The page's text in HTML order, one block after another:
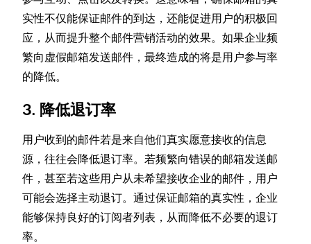
实性不仅能保证邮件的到达，还能促进用户的积极回
应，从而提升整个邮件营销活动的效果。如果企业频
繁向虚假邮箱发送邮件，最终造成的将是用户参与率
的降低。
3. 降低退订率
用户收到的邮件若是来自他们真实愿意接收的信息
源，往往会降低退订率。若频繁向错误的邮箱发送邮
件，甚至若这些用户从未希望接收企业的邮件，用户
可能会选择主动退订。通过保证邮箱的真实性，企业
能够保持良好的订阅者列表，从而降低不必要的退订
率。